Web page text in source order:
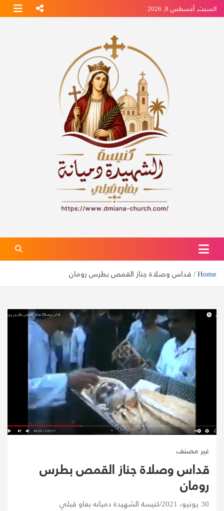
Skip
toالسبت, أغسطس 8, 2026
كنيسة الشهيدة دميانه بفاو قبلي
الموقع الرسمي لكنيسة الشهيدة دميانه بفاو قبلي
Home قداس وصلاة جناز القمص بطرس رومان
غير مصنف
قداس وصلاة جناز القمص بطرس
رومان
30 يونيو، 2021
كنيسة الشهيدة دميانه بفاو قبلي